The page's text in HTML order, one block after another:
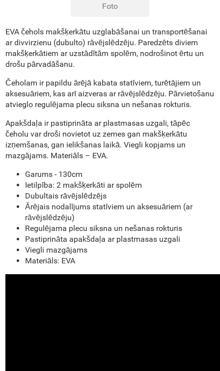
Foto
EVA čehols makšķerkātu uzglabāšanai un transportēšanai
ar divvirzienu (dubulto) rāvējslēdzēju. Paredzēts diviem
makšķerkātiem ar uzstādītām spolēm, nodrošinot ērtu un
drošu pārvadāšanu.
Čeholam ir papildu ārējā kabata statīviem, turētājiem un
aksesuāriem, kas arī aizveras ar rāvējslēdzēju. Pārvietošanu
atvieglo regulējama plecu siksna un nešanas rokturis.
Apakšdaļa ir pastiprināta ar plastmasas uzgali, tāpēc
čeholu var droši novietot uz zemes gan makšķerkātu
izņemšanas, gan ielikšanas laikā. Viegli kopjams un
mazgājams. Materiāls – EVA.
Garums - 130cm
Ietilpība: 2 makšķerkāti ar spolēm
Dubultais rāvējslēdzējs
Ārējais nodalījums statīviem un aksesuāriem (ar
rāvējslēdzēju)
Regulējama plecu siksna un nešanas rokturis
Pastiprināta apakšdaļa ar plastmasas uzgali
Viegli mazgājams
Materiāls: EVA